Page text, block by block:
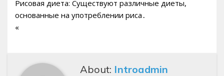
Рисовая диета: Существуют различные диеты,
основанные на употреблении риса․
«
About: Introadmin